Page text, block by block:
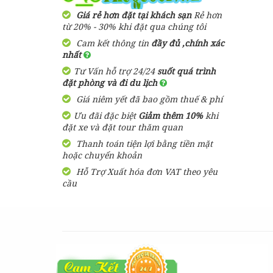
3 Ngày 3 Đêm
Tour Du Lịch Phú Quốc
Giá từ:1,580,000 đ
2 Ngày 1 Đêm
Tour Du Lịch Phú Quốc
Trọn Gói 4 ngày 3 đêm
Giá từ:2,750,000 đ
4 ngày 3 đêm
3 Ngày 3 Đêm
Resort Arcadia
Phú Quốc
Giá từ:1,600,000đ
Bungalow Hoa
Nhật Lan Phú
Quốc
Giá từ:390,000đ
Resort Paris Beach
Resort Mango Bay
Phú Quốc
Giá rẻ hơn đặt tại khách sạnRẻ hơn
từ 20% - 30% khi đặt qua chúng tôi
Cam kết thông tin đầy đủ ,chính xác
nhất
Tư Vấn hỗ trợ 24/24 suốt quá trình
đặt phòng và đi du lịch
Giá niêm yết đã bao gồm thuế & phí
Ưu đãi đặc biệtGiảm thêm 10%khi
đặt xe và đặt tour thăm quan
Thanh toán tiện lợi bằng tiền mặt
hoặc chuyển khoản
Hỗ Trợ Xuất hóa đơn VAT theo yêu
cầu